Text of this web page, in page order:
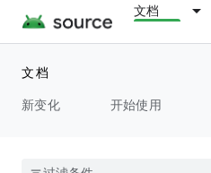
文档
文档
新变化
开始使用